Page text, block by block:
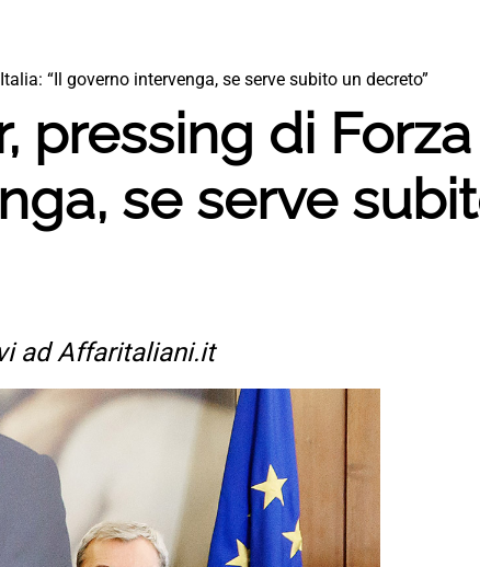
“Il governo intervenga, se serve subito un decreto”
pressing di Forza
se serve
ad Affaritaliani.it